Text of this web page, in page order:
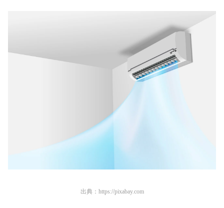
出典： https://pixabay.com